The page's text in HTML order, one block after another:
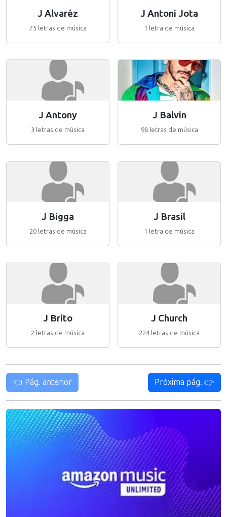
J Alvaréz
75 letras de música
J Antoni Jota
1 letra de música
J Antony
3 letras de música
J Balvin
98 letras de música
J Bigga
20 letras de música
J Brasil
1 letra de música
J Brito
2 letras de música
J Church
224 letras de música
👈 Pág. anterior Próxima pág. 👉